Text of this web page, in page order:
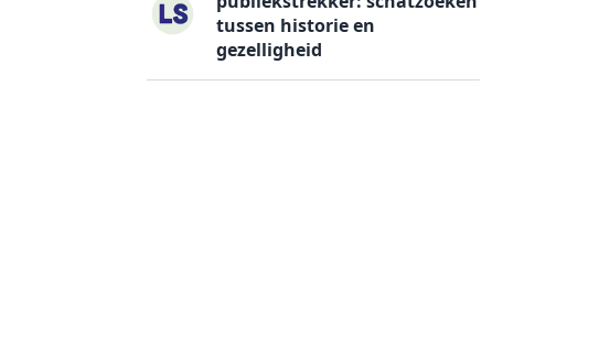
tussen historie en
gezelligheid